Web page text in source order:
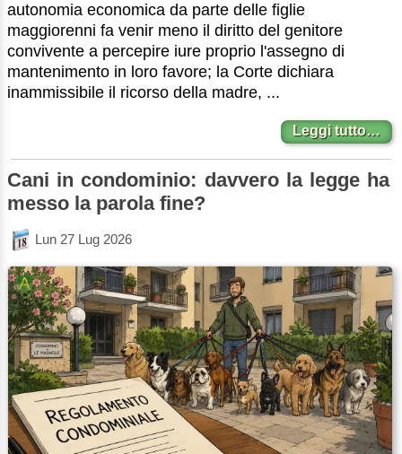
autonomia economica da parte delle figlie
maggiorenni fa venir meno il diritto del genitore
convivente a percepire iure proprio l'assegno di
mantenimento in loro favore; la Corte dichiara
inammissibile il ricorso della madre, ...
Leggi tutto…
Cani in condominio: davvero la legge ha
messo la parola fine?
Lun 27 Lug 2026